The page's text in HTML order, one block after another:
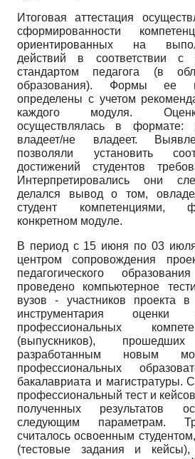
Итоговая аттестация
сформированности
ориентированных на
действий в соответствии с
стандартом педагога (в
образования). Формы ее
определены с учетом
каждого модуля.
осуществлялась в формате:
владеет/не владеет.
позволяли установить
достижений студентов
Интерпретировались они
делался вывод о том,
студент компетенциями,
конкретном модуле.
В период с 15 июня по 03
центром сопровождения
педагогического
проведено компьютерное
вузов - участников проекта
инструментария оценки
профессиональных
(выпускников),
разработанным новым
профессиональных
бакалавриата и магистратуры.
профессиональный тест и
полученных результатов
следующим параметрам.
считалось освоенным
(тестовые задания и